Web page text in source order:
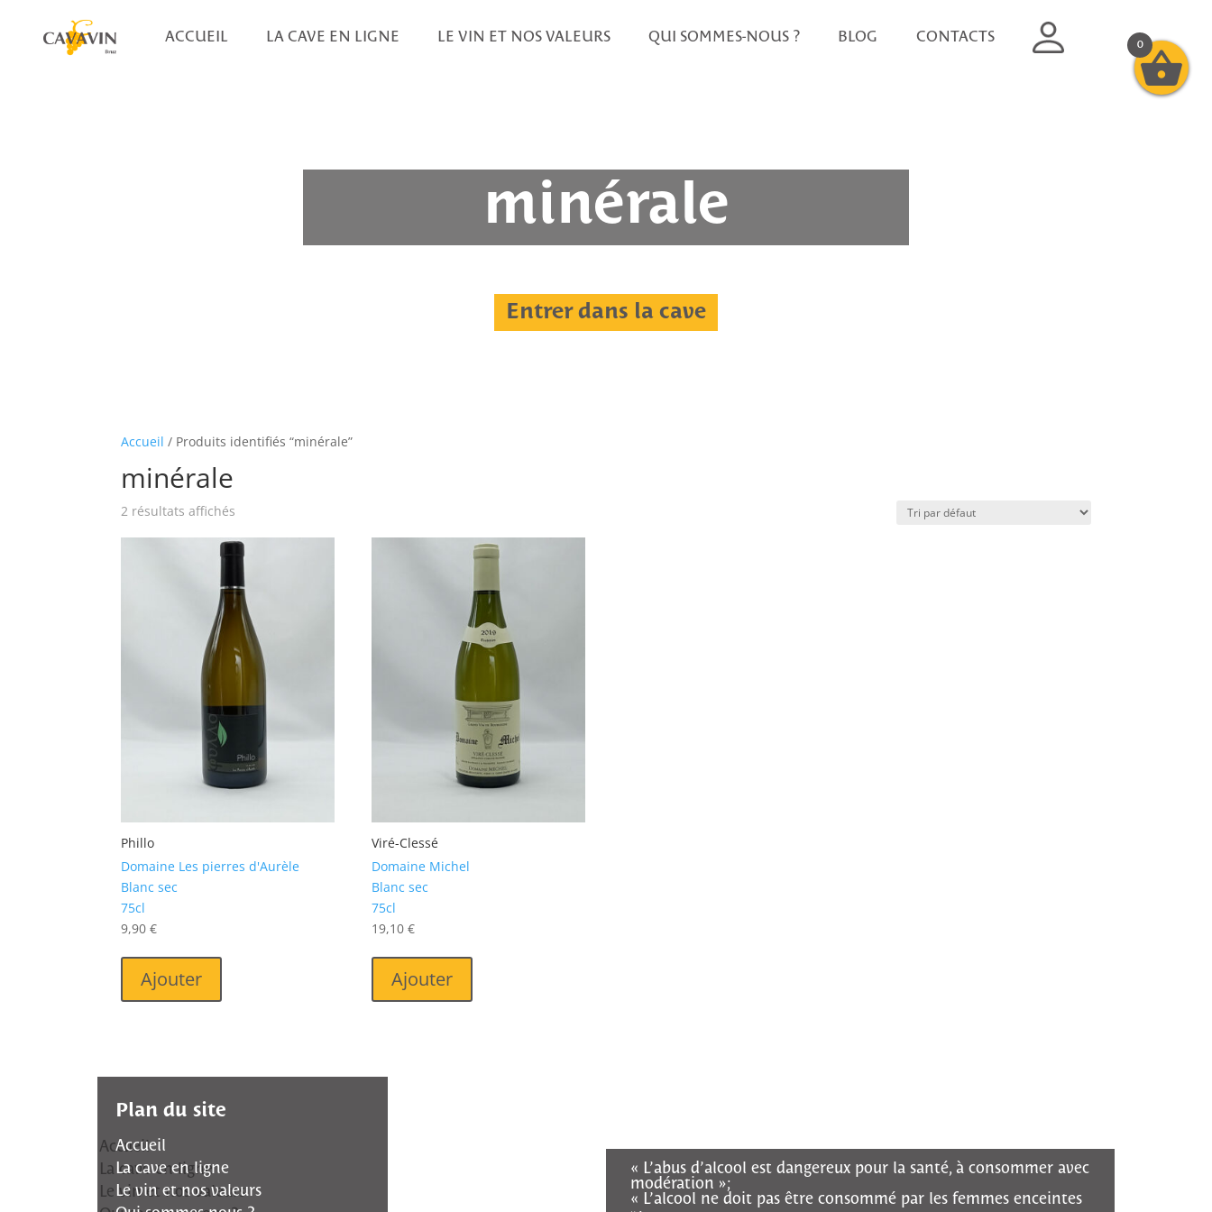
ACCUEIL LA CAVE EN LIGNE LE VIN ET NOS VALEURS QUI SOMMES-NOUS ? BLOG CONTACTS
minérale
Entrer dans la cave
Accueil / Produits identifiés “minérale”
minérale
2 résultats affichés
Phillo
Domaine Les pierres d'Aurèle
Blanc sec
75cl
9,90€
Ajouter
Viré-Clessé
Domaine Michel
Blanc sec
75cl
19,10€
Ajouter
Plan du site
Accueil
La cave en ligne
Le vin et nos valeurs
« L’abus d’alcool est dangereux pour la santé, à consommer avec
modération »;
« L’alcool ne doit pas être consommé par les femmes enceintes
0